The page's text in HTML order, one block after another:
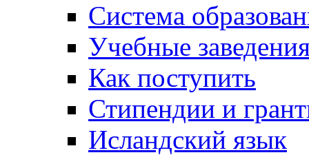
Система
Учебные
Как поступить
Стипендии и
Исландский язык